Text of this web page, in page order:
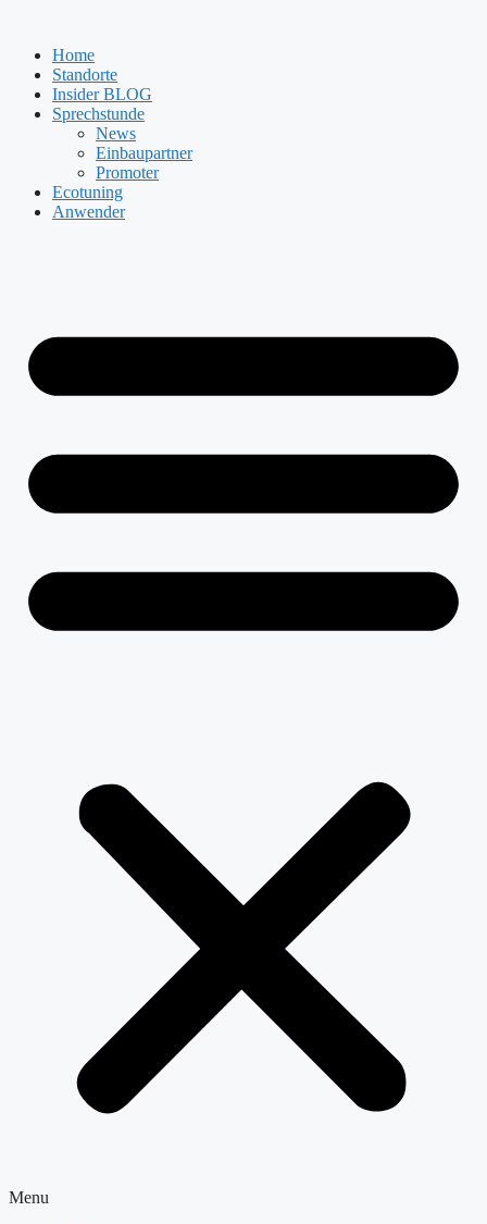
springenHome
Standorte
Insider BLOG
Sprechstunde
News
Einbaupartner
Promoter
Ecotuning
Anwender
Menu